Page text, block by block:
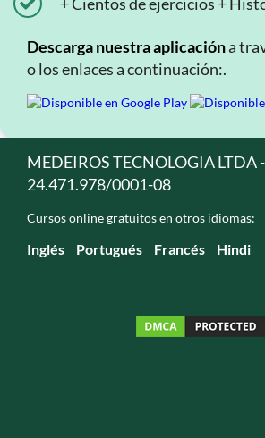
Descarga nuestra aplicacióna
o los enlaces a continuación:.
MEDEIROS TECNOLOGIA LTDA
24.471.978/0001-08
Cursos online gratuitos en otros idiomas:
Inglés Portugués Francés Hindi